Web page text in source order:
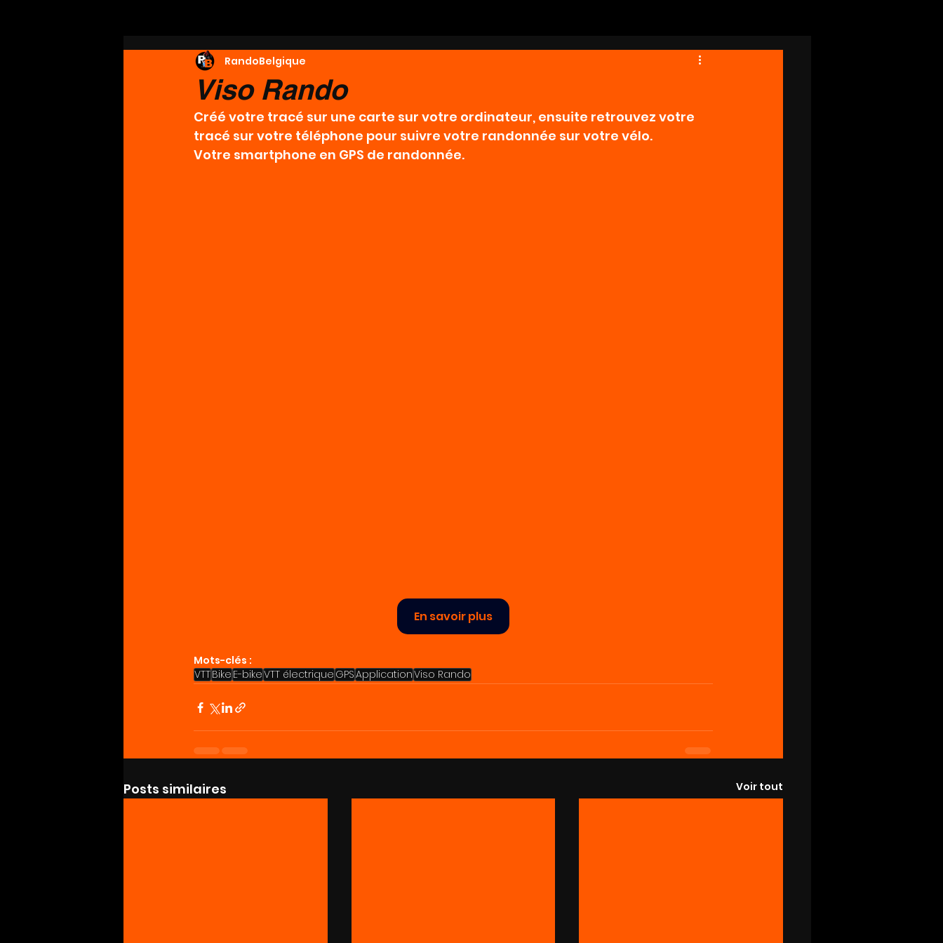
Viso Rando
RandoBelgique
Créé votre tracé sur une carte sur votre ordinateur, ensuite retrouvez votre
tracé sur votre téléphone pour suivre votre randonnée sur votre vélo.
Votre smartphone en GPS de randonnée.
En savoir plus
Mots-clés :
VTTBike E-bikeVTT électrique GPSApplicationViso Rando
Posts similaires Voir tout